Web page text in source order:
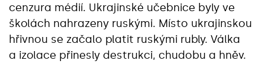
cenzura médií. Ukrajinské učebnice byly ve
školách nahrazeny ruskými. Místo ukrajinskou
hřivnou se začalo platit ruskými rubly. Válka
a izolace přinesly destrukci, chudobu a hněv.